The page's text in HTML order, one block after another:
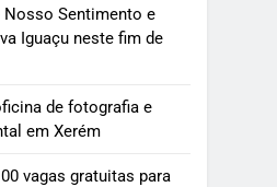
Nosso Sentimento e
Iguaçu neste fim de
de fotografia e
em Xerém
vagas gratuitas para